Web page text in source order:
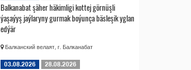
Balkanabat şäher häkimligi kottej görnüşli
ýaşaýyş jaýlaryny gurmak boýunça bäsleşik yglan
edýär
Балканский велаят, г. Балканабат
03.08.2026 28.08.2026